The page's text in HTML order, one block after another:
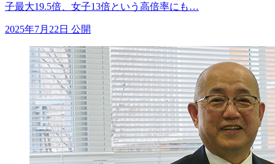
子最大19.5倍、女子13倍という高倍率にも…
2025年7月22日 公開